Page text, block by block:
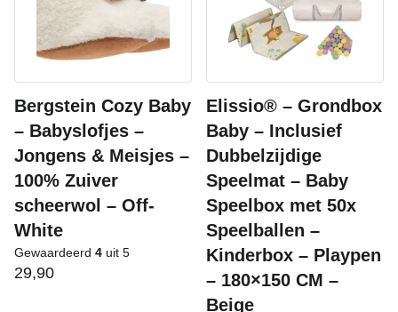
Bergstein Cozy Baby
– Babyslofjes –
Jongens & Meisjes –
100% Zuiver
scheerwol – Off-
White
Gewaardeerd 4 uit 5
29,90
Elissio® – Grondbox
Baby – Inclusief
Dubbelzijdige
Speelmat – Baby
Speelbox met 50x
Speelballen –
Kinderbox – Playpen
– 180×150 CM –
Beige